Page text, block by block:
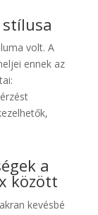
volt. A
ennek az
a
között
kevésbé